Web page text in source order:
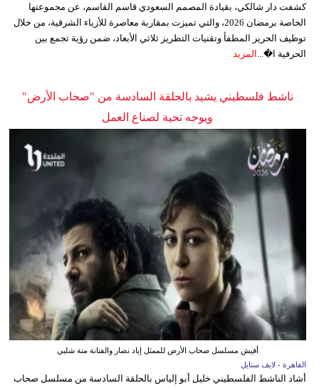
كشفت دار شالكي، بقيادة المصمم السعودي قاسم القاسم، عن مجموعتها
الخاصة برمضان 2026، والتي تميزت بمقاربة معاصرة للأزياء الشرقية، من خلال
توظيف الحرير المطفأ وتقنيات التطريز ثلاثي الأبعاد، ضمن رؤية تجمع بين
الحرفية ا�... المزيد
ناشط فلسطيني يشيد بالحلقة السادسة من "صحاب الأرض"
ويوجه تحية لصناع العمل
أفيش مسلسل صحاب الأرض للممثل إياد نصار والفنانة منة شلبي
القاهرة - لايف ستايل
أشاد الناشط الفلسطيني خليل أبو إلياس بالحلقة السادسة من مسلسل صحاب